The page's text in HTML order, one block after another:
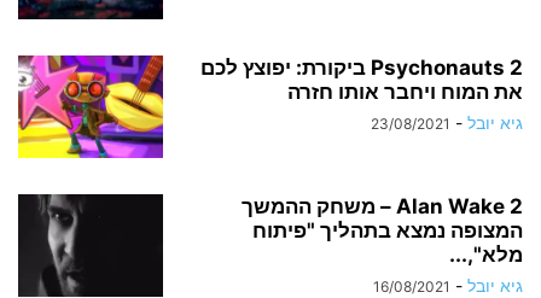
Psychonauts 2 ביקורת: יפוצץ לכם
את המוח ויחבר אותו חזרה
גיא יובל -
23/08/2021
Alan Wake 2 – משחק ההמשך
המצופה נמצא בתהליך "פיתוח
מלא",...
גיא יובל -
16/08/2021